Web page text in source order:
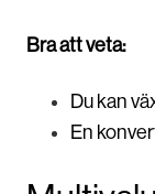
Bra att veta:
Du kan
En